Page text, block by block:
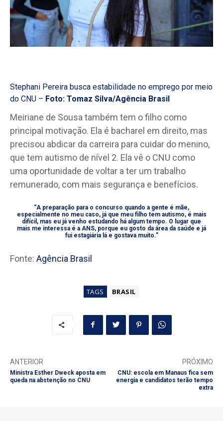
Stephani Pereira busca estabilidade no emprego por meio
do CNU – Foto: Tomaz Silva/Agência Brasil
Meiriane de Sousa também tem o filho como
principal motivação. Ela é bacharel em direito, mas
precisou abdicar da carreira para cuidar do menino,
que tem autismo de nível 2. Ela vê o CNU como
uma oportunidade de voltar a ter um trabalho
remunerado, com mais segurança e benefícios.
“A preparação para o concurso quando a gente é mãe,
especialmente no meu caso, já que meu filho tem autismo, é mais
difícil, mas eu já venho estudando há algum tempo. O lugar que
mais me interessa é a ANS, porque eu gosto da área da saúde e já
fui estagiária lá e gostava muito.”
Fonte: Agência Brasil
TAGS BRASIL
ANTERIOR
Ministra Esther Dweck aposta em
queda na abstenção no CNU
PRÓXIMO
CNU: escola em Manaus fica sem
energia e candidatos terão tempo
extra